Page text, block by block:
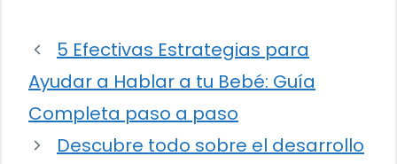
5 Efectivas Estrategias para
Ayudar a Hablar a tu Bebé: Guía
Completa paso a paso
Descubre todo sobre el desarrollo